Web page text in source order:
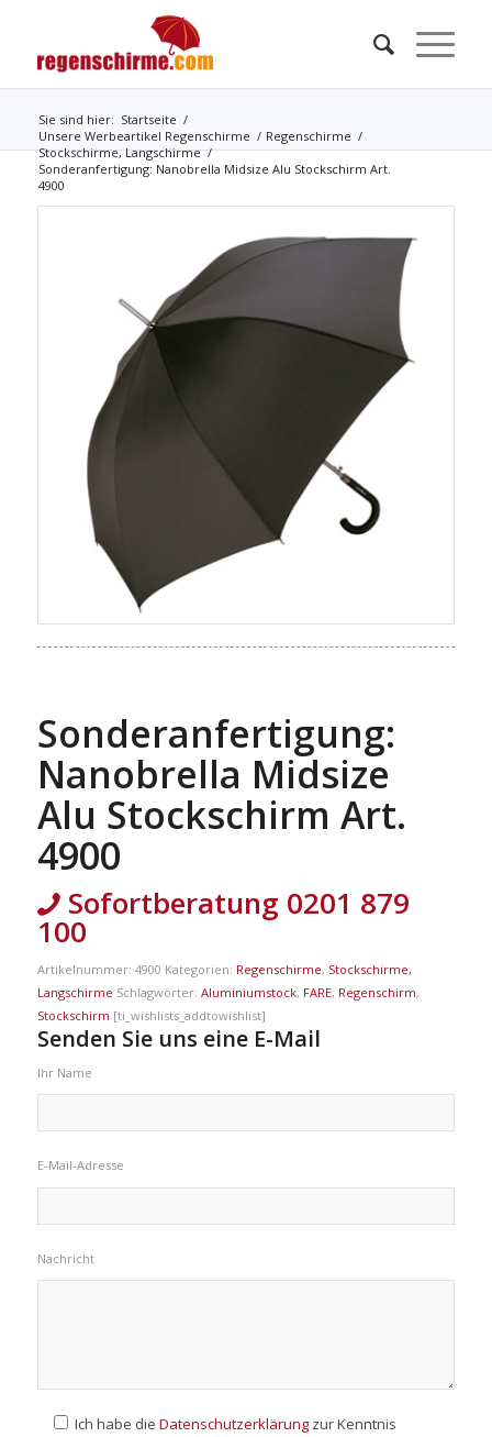
Sie sind hier: Startseite /
Unsere Werbeartikel Regenschirme / Regenschirme /
Stockschirme, Langschirme /
Sonderanfertigung: Nanobrella Midsize Alu Stockschirm Art.
4900
Sonderanfertigung:
Nanobrella Midsize
Alu Stockschirm Art.
4900
Sofortberatung 0201 879
100
Artikelnummer: 4900 Kategorien: Regenschirme, Stockschirme,
Langschirme Schlagwörter: Aluminiumstock, FARE, Regenschirm,
Stockschirm [ti_wishlists_addtowishlist]
Senden Sie uns eine E-Mail
Ihr Name
E-Mail-Adresse
Nachricht
Ich habe die Datenschutzerklärungzur Kenntnis